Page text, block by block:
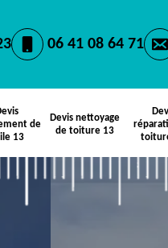
06 41 08 64 71
de
13
Devis nettoyage
de toiture 13